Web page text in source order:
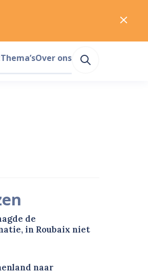
de
in Roubaix niet
naar
Thema’sOver ons